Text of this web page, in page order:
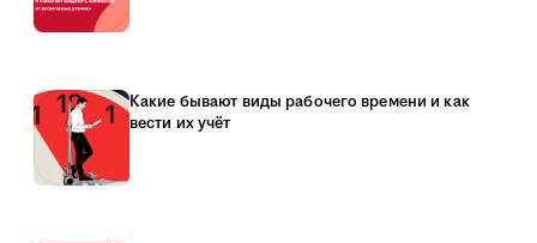
Какие бывают виды рабочего времени и как
вести их учёт